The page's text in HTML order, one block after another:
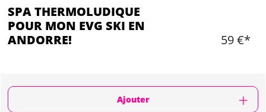
SPA THERMOLUDIQUE
POUR MON EVG SKI EN
ANDORRE!
59 €*
Ajouter